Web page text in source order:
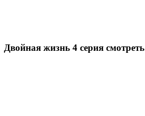
Двойная жизнь 4 серия смотреть